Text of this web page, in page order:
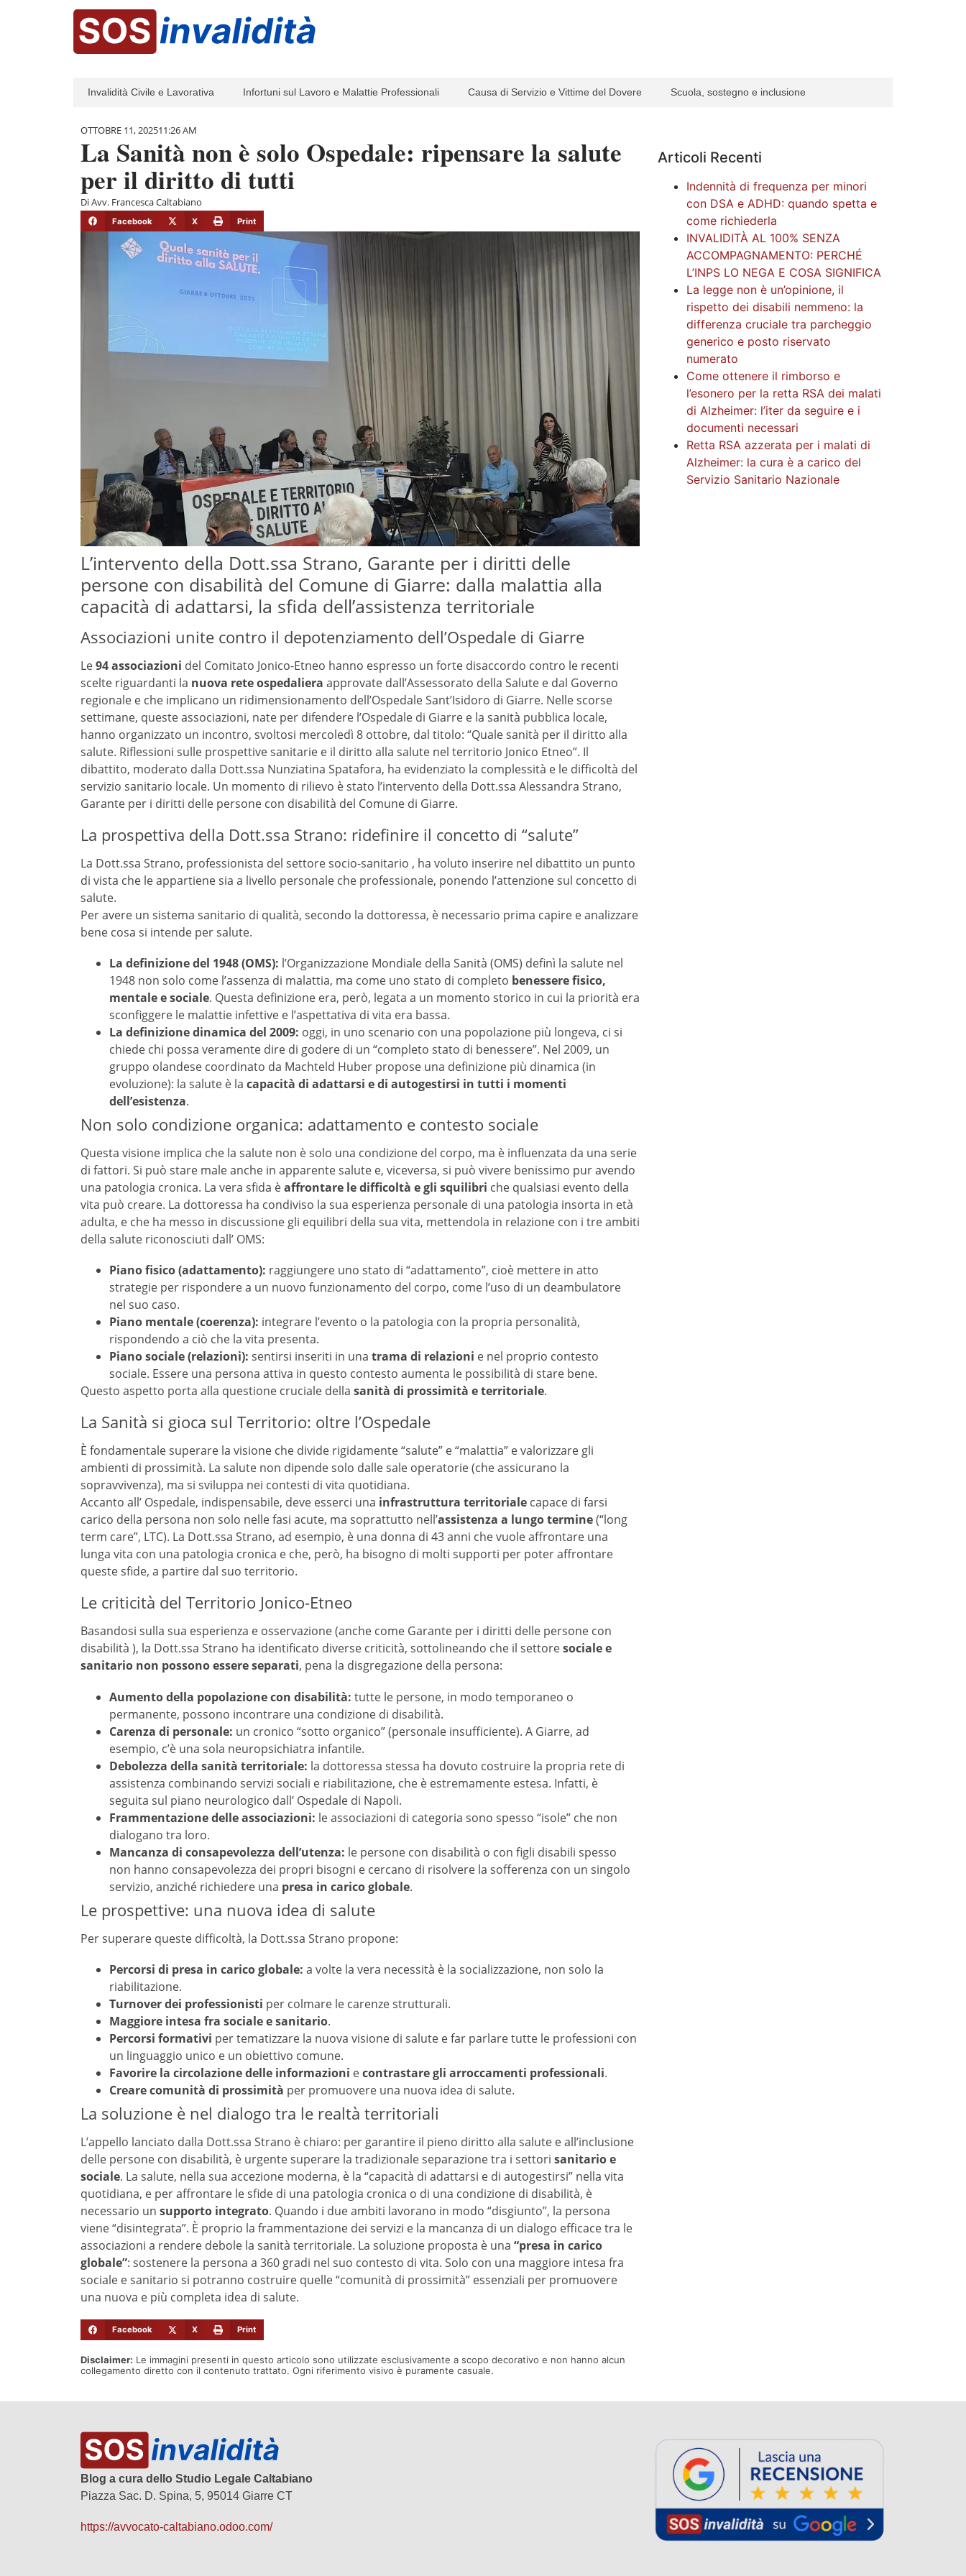
Invalidità Civile e Lavorativa Infortuni sul Lavoro e Malattie Professionali Causa di Servizio e Vittime del Dovere Scuola, sostegno e inclusione
OTTOBRE 11, 202511:26 AM
La Sanità non è solo Ospedale: ripensare la salute
per il diritto di tutti
DiAvv. Francesca Caltabiano
Facebook X Print
L’intervento della Dott.ssa Strano, Garante per i diritti delle
persone con disabilità del Comune di Giarre: dalla malattia alla
capacità di adattarsi, la sfida dell’assistenza territoriale
Associazioni unite contro il depotenziamento dell’Ospedale di Giarre
Le94 associazioni del Comitato Jonico-Etneo hanno espresso un forte disaccordo contro le recenti
scelte riguardanti la nuova rete ospedaliera approvate dall’Assessorato della Salute e dal Governo
regionale e che implicano un ridimensionamento dell’Ospedale Sant’Isidoro di Giarre. Nelle scorse
settimane, queste associazioni, nate per difendere l’Ospedale di Giarre e la sanità pubblica locale,
hanno organizzato un incontro, svoltosi mercoledì 8 ottobre, dal titolo: “Quale sanità per il diritto alla
salute. Riflessioni sulle prospettive sanitarie e il diritto alla salute nel territorio Jonico Etneo”. Il
dibattito, moderato dalla Dott.ssa Nunziatina Spatafora, ha evidenziato la complessità e le difficoltà del
servizio sanitario locale. Un momento di rilievo è stato l’intervento della Dott.ssa Alessandra Strano,
Garante per i diritti delle persone con disabilità del Comune di Giarre.
La prospettiva della Dott.ssa Strano: ridefinire il concetto di “salute”
La Dott.ssa Strano, professionista del settore socio-sanitario , ha voluto inserire nel dibattito un punto
di vista che le appartiene sia a livello personale che professionale, ponendo l’attenzione sul concetto di
salute.
Per avere un sistema sanitario di qualità, secondo la dottoressa, è necessario prima capire e analizzare
bene cosa si intende per salute.
La definizione del 1948 (OMS): l’Organizzazione Mondiale della Sanità (OMS) definì la salute nel
1948 non solo come l’assenza di malattia, ma come uno stato di completo benessere fisico,
mentale e sociale. Questa definizione era, però, legata a un momento storico in cui la priorità era
sconfiggere le malattie infettive e l’aspettativa di vita era bassa.
La definizione dinamica del 2009: oggi, in uno scenario con una popolazione più longeva, ci si
chiede chi possa veramente dire di godere di un “completo stato di benessere”. Nel 2009, un
gruppo olandese coordinato da Machteld Huber propose una definizione più dinamica (in
evoluzione): la salute è la capacità di adattarsi e di autogestirsi in tutti i momenti
dell’esistenza.
Non solo condizione organica: adattamento e contesto sociale
Questa visione implica che la salute non è solo una condizione del corpo, ma è influenzata da una serie
di fattori. Si può stare male anche in apparente salute e, viceversa, si può vivere benissimo pur avendo
una patologia cronica. La vera sfida èaffrontare le difficoltà e gli squilibri che qualsiasi evento della
vita può creare. La dottoressa ha condiviso la sua esperienza personale di una patologia insorta in età
adulta, e che ha messo in discussione gli equilibri della sua vita, mettendola in relazione con i tre ambiti
della salute riconosciuti dall’ OMS:
Piano fisico (adattamento): raggiungere uno stato di “adattamento”, cioè mettere in atto
strategie per rispondere a un nuovo funzionamento del corpo, come l’uso di un deambulatore
nel suo caso.
Piano mentale (coerenza): integrare l’evento o la patologia con la propria personalità,
rispondendo a ciò che la vita presenta.
Piano sociale (relazioni): sentirsi inseriti in una trama di relazioni e nel proprio contesto
sociale. Essere una persona attiva in questo contesto aumenta le possibilità di stare bene.
Questo aspetto porta alla questione cruciale della sanità di prossimità e territoriale.
La Sanità si gioca sul Territorio: oltre l’Ospedale
È fondamentale superare la visione che divide rigidamente “salute” e “malattia” e valorizzare gli
ambienti di prossimità. La salute non dipende solo dalle sale operatorie (che assicurano la
sopravvivenza), ma si sviluppa nei contesti di vita quotidiana.
Accanto all’ Ospedale, indispensabile, deve esserci una infrastruttura territoriale capace di farsi
carico della persona non solo nelle fasi acute, ma soprattutto nell’assistenza a lungo termine(“long
term care”, LTC). La Dott.ssa Strano, ad esempio, è una donna di 43 anni che vuole affrontare una
lunga vita con una patologia cronica e che, però, ha bisogno di molti supporti per poter affrontare
queste sfide, a partire dal suo territorio.
Le criticità del Territorio Jonico-Etneo
Basandosi sulla sua esperienza e osservazione (anche come Garante per i diritti delle persone con
disabilità ), la Dott.ssa Strano ha identificato diverse criticità, sottolineando che il settoresociale e
sanitario non possono essere separati, pena la disgregazione della persona:
Aumento della popolazione con disabilità: tutte le persone, in modo temporaneo o
permanente, possono incontrare una condizione di disabilità.
Carenza di personale: un cronico “sotto organico” (personale insufficiente). A Giarre, ad
esempio, c’è una sola neuropsichiatra infantile.
Debolezza della sanità territoriale: la dottoressa stessa ha dovuto costruire la propria rete di
assistenza combinando servizi sociali e riabilitazione, che è estremamente estesa. Infatti, è
seguita sul piano neurologico dall’ Ospedale di Napoli.
Frammentazione delle associazioni: le associazioni di categoria sono spesso “isole” che non
dialogano tra loro.
Mancanza di consapevolezza dell’utenza: le persone con disabilità o con figli disabili spesso
non hanno consapevolezza dei propri bisogni e cercano di risolvere la sofferenza con un singolo
servizio, anziché richiedere una presa in carico globale.
Le prospettive: una nuova idea di salute
Per superare queste difficoltà, la Dott.ssa Strano propone:
Percorsi di presa in carico globale: a volte la vera necessità è la socializzazione, non solo la
riabilitazione.
Turnover dei professionisti per colmare le carenze strutturali.
Maggiore intesa fra sociale e sanitario.
Percorsi formativi per tematizzare la nuova visione di salute e far parlare tutte le professioni con
un linguaggio unico e un obiettivo comune.
Favorire la circolazione delle informazioni econtrastare gli arroccamenti professionali.
Creare comunità di prossimità per promuovere una nuova idea di salute.
La soluzione è nel dialogo tra le realtà territoriali
L’appello lanciato dalla Dott.ssa Strano è chiaro: per garantire il pieno diritto alla salute e all’inclusione
delle persone con disabilità, è urgente superare la tradizionale separazione tra i settori sanitario e
sociale. La salute, nella sua accezione moderna, è la “capacità di adattarsi e di autogestirsi” nella vita
quotidiana, e per affrontare le sfide di una patologia cronica o di una condizione di disabilità, è
necessario un supporto integrato. Quando i due ambiti lavorano in modo “disgiunto”, la persona
viene “disintegrata”. È proprio la frammentazione dei servizi e la mancanza di un dialogo efficace tra le
associazioni a rendere debole la sanità territoriale. La soluzione proposta è una “presa in carico
globale”: sostenere la persona a 360 gradi nel suo contesto di vita. Solo con una maggiore intesa fra
sociale e sanitario si potranno costruire quelle “comunità di prossimità” essenziali per promuovere
una nuova e più completa idea di salute.
Facebook X Print
Disclaimer: Le immagini presenti in questo articolo sono utilizzate esclusivamente a scopo decorativo e non hanno alcun
collegamento diretto con il contenuto trattato. Ogni riferimento visivo è puramente casuale.
Articoli Recenti
Indennità di frequenza per minori
con DSA e ADHD: quando spetta e
come richiederla
INVALIDITÀ AL 100% SENZA
ACCOMPAGNAMENTO: PERCHÉ
L’INPS LO NEGA E COSA SIGNIFICA
La legge non è un’opinione, il
rispetto dei disabili nemmeno: la
differenza cruciale tra parcheggio
generico e posto riservato
numerato
Come ottenere il rimborso e
l’esonero per la retta RSA dei malati
di Alzheimer: l’iter da seguire e i
documenti necessari
Retta RSA azzerata per i malati di
Alzheimer: la cura è a carico del
Servizio Sanitario Nazionale
Blog a cura dello Studio Legale Caltabiano
Piazza Sac. D. Spina, 5, 95014 Giarre CT
https://avvocato-caltabiano.odoo.com/